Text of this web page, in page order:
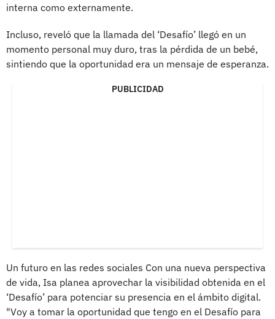
interna como externamente.
Incluso, reveló que la llamada del ‘Desafío’ llegó en un
momento personal muy duro, tras la pérdida de un bebé,
sintiendo que la oportunidad era un mensaje de esperanza.
PUBLICIDAD
Un futuro en las redes sociales Con una nueva perspectiva
de vida, Isa planea aprovechar la visibilidad obtenida en el
‘Desafío’ para potenciar su presencia en el ámbito digital.
"Voy a tomar la oportunidad que tengo en el Desafío para